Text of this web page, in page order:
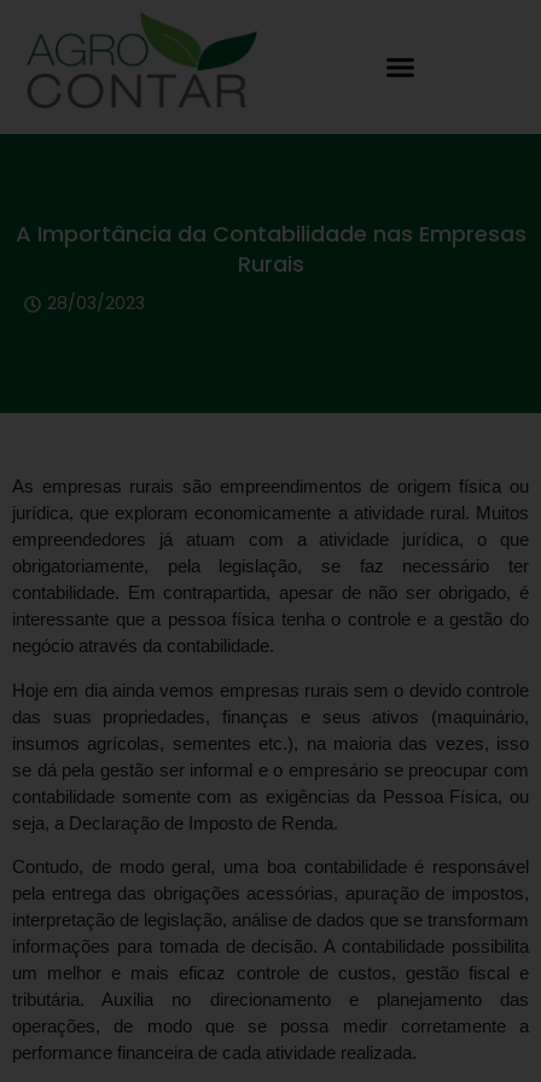
A Importância da Contabilidade nas Empresas
Rurais
28/03/2023
As empresas rurais são empreendimentos de origem física ou
jurídica, que exploram economicamente a atividade rural. Muitos
empreendedores já atuam com a atividade jurídica, o que
obrigatoriamente, pela legislação, se faz necessário ter
contabilidade. Em contrapartida, apesar de não ser obrigado, é
interessante que a pessoa física tenha o controle e a gestão do
negócio através da contabilidade.
Hoje em dia ainda vemos empresas rurais sem o devido controle
das suas propriedades, finanças e seus ativos (maquinário,
insumos agrícolas, sementes etc.), na maioria das vezes, isso
se dá pela gestão ser informal e o empresário se preocupar com
contabilidade somente com as exigências da Pessoa Física, ou
seja, a Declaração de Imposto de Renda.
Contudo, de modo geral, uma boa contabilidade é responsável
pela entrega das obrigações acessórias, apuração de impostos,
interpretação de legislação, análise de dados que se transformam
informações para tomada de decisão. A contabilidade possibilita
um melhor e mais eficaz controle de custos, gestão fiscal e
tributária. Auxilia no direcionamento e planejamento das
operações, de modo que se possa medir corretamente a
performance financeira de cada atividade realizada.